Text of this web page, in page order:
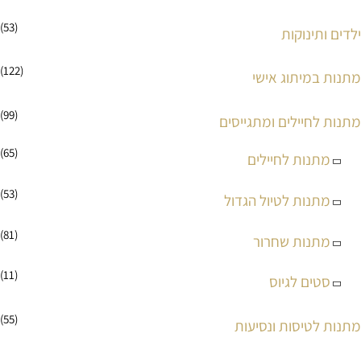
ילדים ותינוקות (53)
מתנות במיתוג אישי (122)
מתנות לחיילים ומתגייסים (99)
מתנות לחיילים (65)
מתנות לטיול הגדול (53)
מתנות שחרור (81)
סטים לגיוס (11)
מתנות לטיסות ונסיעות (55)